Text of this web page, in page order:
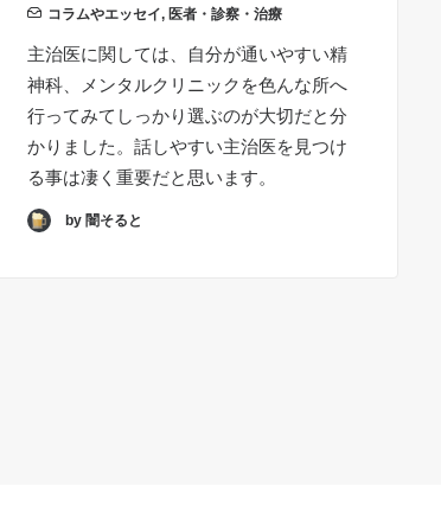
コラムやエッセイ, 医者・診察・治療
主治医に関しては、自分が通いやすい精
神科、メンタルクリニックを色んな所へ
行ってみてしっかり選ぶのが大切だと分
かりました。話しやすい主治医を見つけ
る事は凄く重要だと思います。
by 闇そると